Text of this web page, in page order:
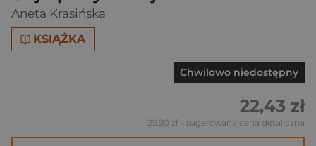
Aneta Krasińska
KSIĄŻKA
Chwilowo niedostępny
22,43 zł
29,90 zł - sugerowana cena detaliczna